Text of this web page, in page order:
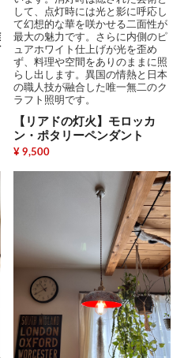
して、点灯時には光と影に呼応し
て幻想的な華を咲かせる二面性が
最大の魅力です。さらに内側のピ
ュアホワイト仕上げが光を歪め
ず、料理や空間をありのままに照
らし出します。異国の情熱と日本
の職人技が融合した唯一無二のク
ラフト照明です。
【リアドの灯火】モロッカ
ン・ポタリーペンダント
¥ 9,500